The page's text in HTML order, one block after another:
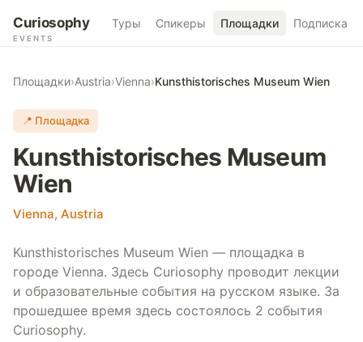
Curiosophy
EVENTS
Туры Спикеры Площадки Подписка
Площадки›Austria›Vienna›Kunsthistorisches Museum Wien
📍 Площадка
Kunsthistorisches Museum
Wien
Vienna, Austria
Kunsthistorisches Museum Wien — площадка в
городе Vienna. Здесь Curiosophy проводит лекции
и образовательные события на русском языке. За
прошедшее время здесь состоялось 2 события
Curiosophy.